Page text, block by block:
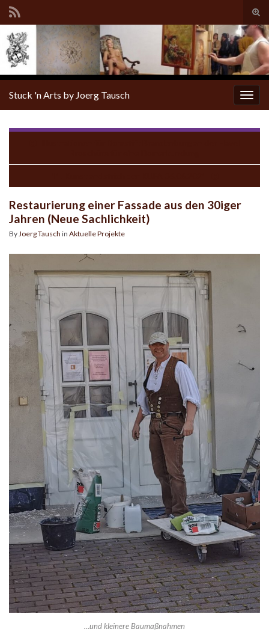
Stuck 'n Arts by Joerg Tausch
Restaurierung einer Fassade aus den 30iger
Jahren (Neue Sachlichkeit)
ByJoerg Tausch in Aktuelle Projekte
…und kleinere Baumaßnahmen